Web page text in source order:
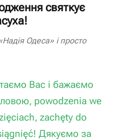
святкує
!
Одеса» і просто
Вас і бажаємо
, powodzenia we
zachęty do
Дякуємо за